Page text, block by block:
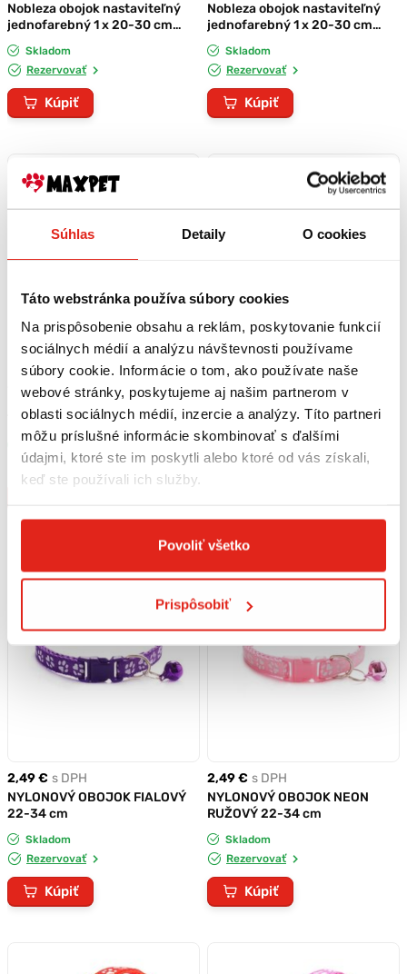
Súhlas Detaily O cookies
Táto webstránka používa súbory cookies
Na prispôsobenie obsahu a reklám, poskytovanie funkcií
sociálnych médií a analýzu návštevnosti používame
súbory cookie. Informácie o tom, ako používate naše
webové stránky, poskytujeme aj našim partnerom v
oblasti sociálnych médií, inzercie a analýzy. Títo partneri
môžu príslušné informácie skombinovať s ďalšími
údajmi, ktoré ste im poskytli alebo ktoré od vás získali,
keď ste používali ich služby.
Povoliť všetko
Prispôsobiť
Nobleza obojok nastaviteľný
jednofarebný 1 x 20-30 cm
ružový
Skladom
Rezervovať
Kúpiť
Nobleza obojok nastaviteľný
jednofarebný 1 x 20-30 cm
červený
Skladom
Rezervovať
Kúpiť
2,49 €
s DPH
NYLONOVÝ OBOJOK
TYRKYSOVÝ 22-34 cm
Skladom
Rezervovať
2,49 € s DPH
NYLONOVÝ OBOJOK
ORANŽOVÝ 22-34 cm
Rezervovať
2,49 € s DPH
NYLONOVÝ OBOJOK FIALOVÝ
22-34 cm
Skladom
Rezervovať
Kúpiť
2,49 € s DPH
NYLONOVÝ OBOJOK NEON
RUŽOVÝ 22-34 cm
Skladom
Rezervovať
Kúpiť